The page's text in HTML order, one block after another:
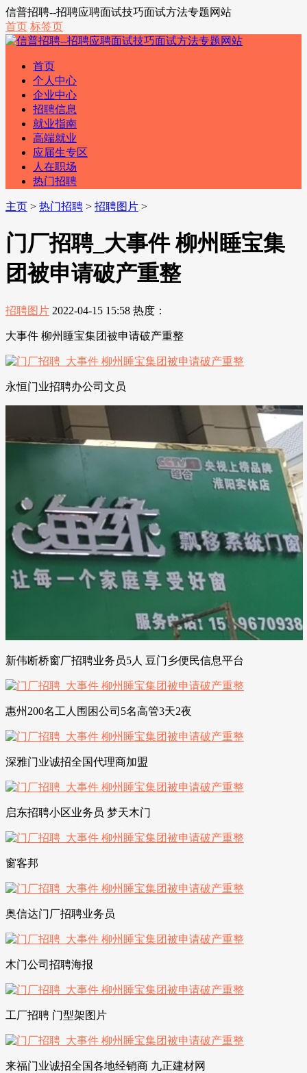
信普招聘--招聘应聘面试技巧面试方法专题网站
首页 标签页
首页
个人中心
企业中心
招聘信息
就业指南
高端就业
应届生专区
人在职场
热门招聘
主页 > 热门招聘 > 招聘图片 >
门厂招聘_大事件 柳州睡宝集
团被申请破产重整
招聘图片 2022-04-15 15:58 热度：
大事件 柳州睡宝集团被申请破产重整
永恒门业招聘办公司文员
新伟断桥窗厂招聘业务员5人 豆门乡便民信息平台
惠州200名工人围困公司5名高管3天2夜
深雅门业诚招全国代理商加盟
启东招聘小区业务员 梦天木门
窗客邦
奥信达门厂招聘业务员
木门公司招聘海报
工厂招聘 门型架图片
来福门业诚招全国各地经销商 九正建材网